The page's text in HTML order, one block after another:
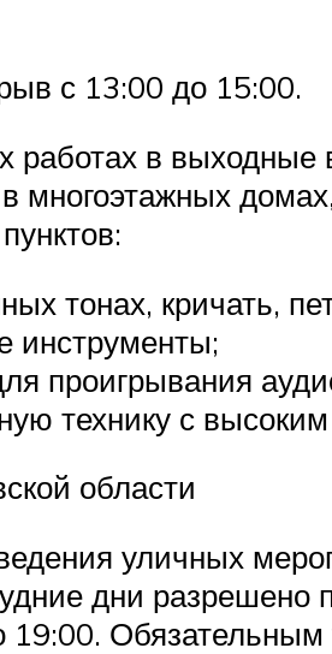
с 13:00 до 15:00.
работах в
тонах, кричать,
инструменты;
проигрывания
технику с
области
уличных
дни
19:00.